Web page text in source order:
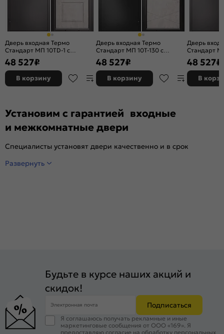
Дверь входная Термо
Стандарт МП 10TD-1 с
терморазрывом Шоколад
букле/Бетон бежевый, 2
замка, с ночной задвижкой
48 527₽
В корзину
Дверь входная Термо
Стандарт МП 10T-130 с
терморазрывом Антрацит
букле/Бетон бежевый, 2
замка, с ночной задвижкой
48 527₽
В корзину
Дверь
Стандарт
букле/
замка, с
48 527₽
В
Установим с гарантией входные
и межкомнатные двери
Специалисты установят двери качественно и в срок
Развернуть
Будьте в курсе наших акций и
скидок!
Электронная почта Подписаться
Я соглашаюсь получать рекламные и иные
маркетинговые сообщения от ООО «169». Я
предоставляю согласие на обработку персональных